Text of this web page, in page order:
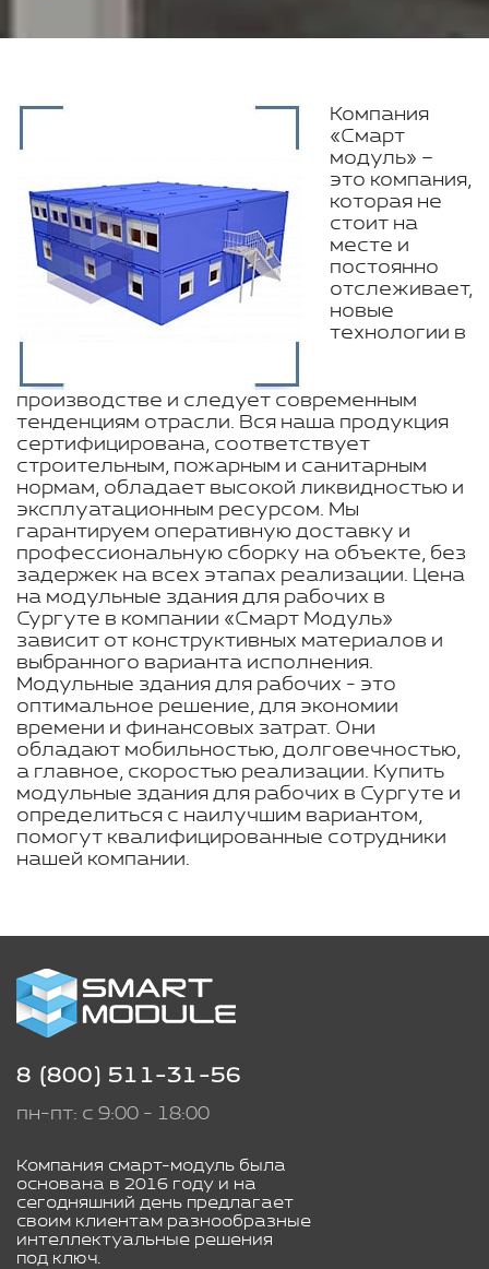
Компания
«Смарт
модуль» –
это компания,
которая не
стоит на
месте и
постоянно
отслеживает,
новые
технологии в
производстве и следует современным
тенденциям отрасли. Вся наша продукция
сертифицирована, соответствует
строительным, пожарным и санитарным
нормам, обладает высокой ликвидностью и
эксплуатационным ресурсом. Мы
гарантируем оперативную доставку и
профессиональную сборку на объекте, без
задержек на всех этапах реализации. Цена
на модульные здания для рабочих в
Сургуте в компании «Смарт Модуль»
зависит от конструктивных материалов и
выбранного варианта исполнения.
Модульные здания для рабочих - это
оптимальное решение, для экономии
времени и финансовых затрат. Они
обладают мобильностью, долговечностью,
а главное, скоростью реализации. Купить
модульные здания для рабочих в Сургуте и
определиться с наилучшим вариантом,
помогут квалифицированные сотрудники
нашей компании.
8 (800) 511-31-56
пн-пт: с 9:00 - 18:00
Компания смарт-модуль была
основана в 2016 году и на
сегодняшний день предлагает
своим клиентам разнообразные
интеллектуальные решения
под ключ.